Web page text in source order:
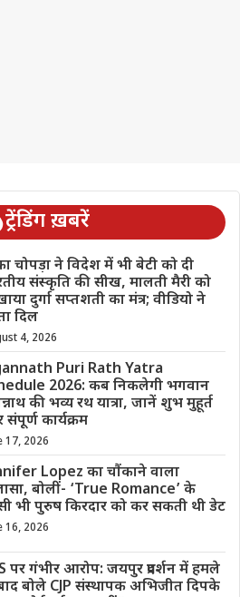
ट्रेंडिंग ख़बरें
चोपड़ा ने विदेश में भी बेटी को दी
संस्कृति की सीख, मालती मैरी को
दुर्गा सप्तशती का मंत्र; वीडियो ने
दिल
4, 2026
Puri Rath Yatra
2026: कब निकलेगी भगवान
की भव्य रथ यात्रा, जानें शुभ मुहूर्त
कार्यक्रम
17, 2026
Lopez का चौंकाने वाला
बोलीं- ‘True Romance’ के
भी पुरुष किरदार को कर सकती थी डेट
16, 2026
पर गंभीर आरोप: जयपुर प्रदर्शन में हमले
बोले CJP संस्थापक अभिजीत दिपके